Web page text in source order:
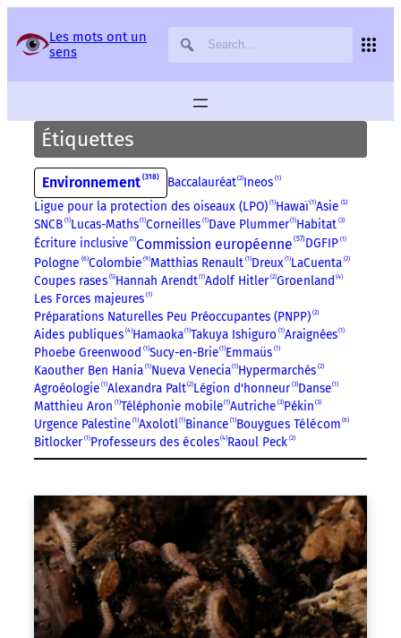
Les mots ont un
sens
Étiquettes
Environnement 318 Baccalauréat 2 Ineos 1
Ligue pour la protection des oiseaux (LPO) 1 Hawaï 1 Asie 5
SNCB 1 Lucas-Maths 1 Corneilles 1 Dave Plummer 1 Habitat 3
Écriture inclusive 1 Commission européenne 57 DGFIP 1
Pologne 6 Colombie 9 Matthias Renault 1 Dreux 1 LaCuenta 2
Coupes rases 5 Hannah Arendt 1 Adolf Hitler 2 Groenland 4
Les Forces majeures 1
Préparations Naturelles Peu Préoccupantes (PNPP) 2
Aides publiques 4 Hamaoka 1 Takuya Ishiguro 1 Araignées 1
Phoebe Greenwood 1 Sucy-en-Brie 1 Emmaüs 1
Kaouther Ben Hania 1 Nueva Venecia 1 Hypermarchés 2
Agroéologie 1 Alexandra Palt 2 Légion d'honneur 3 Danse 1
Matthieu Aron 1 Téléphonie mobile 1 Autriche 3 Pékin 3
Urgence Palestine 1 Axolotl 1 Binance 1 Bouygues Télécom 6
Bitlocker 1 Professeurs des écoles 4 Raoul Peck 2
Panneau de gestion des services